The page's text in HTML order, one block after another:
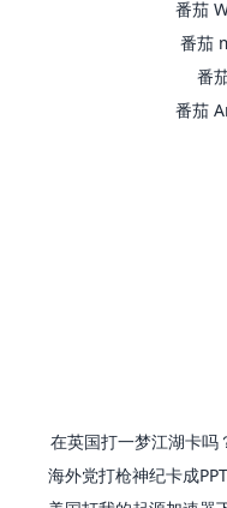
番茄
番茄
番
番茄
在英国打一梦江湖卡吗